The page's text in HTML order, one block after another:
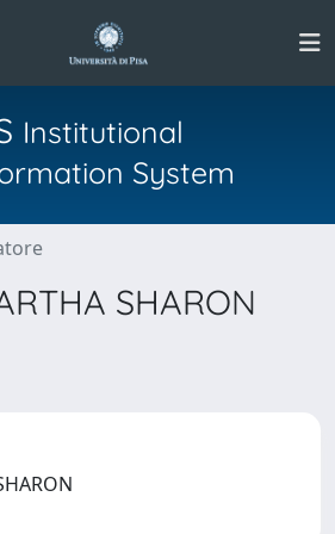
Institutional
System
SHARON